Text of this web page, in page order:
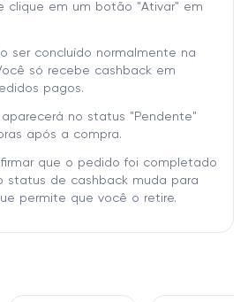
clique em um botão "Ativar" em
ser concluído normalmente na
só recebe cashback em
pagos.
no status "Pendente"
após a compra.
que o pedido foi completado
status de cashback muda para
permite que você o retire.